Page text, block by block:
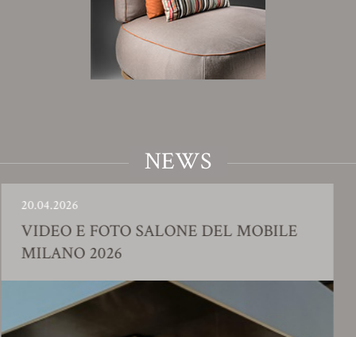
NEWS
E FOTO SALONE DEL MOBILE
2026